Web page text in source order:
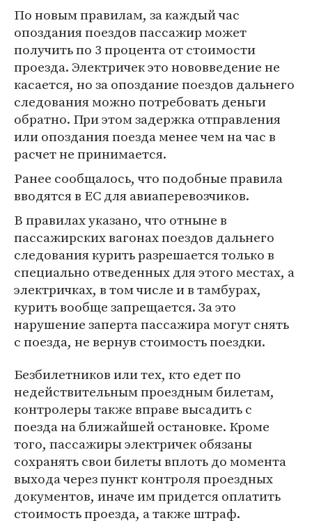
По новым правилам, за каждый час
опоздания поездов пассажир может
получить по 3 процента от стоимости
проезда. Электричек это нововведение не
касается, но за опоздание поездов дальнего
следования можно потребовать деньги
обратно. При этом задержка отправления
или опоздания поезда менее чем на час в
расчет не принимается.
Ранее сообщалось, что подобные правила
вводятся в ЕС для авиаперевозчиков.
В правилах указано, что отныне в
пассажирских вагонах поездов дальнего
следования курить разрешается только в
специально отведенных для этого местах, а
электричках, в том числе и в тамбурах,
курить вообще запрещается. За это
нарушение заперта пассажира могут снять
с поезда, не вернув стоимость поездки.
Безбилетников или тех, кто едет по
недействительным проездным билетам,
контролеры также вправе высадить с
поезда на ближайшей остановке. Кроме
того, пассажиры электричек обязаны
сохранять свои билеты вплоть до момента
выхода через пункт контроля проездных
документов, иначе им придется оплатить
стоимость проезда, а также штраф.